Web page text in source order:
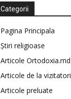
Categorii
Pagina Principala
Știri religioase
Articole Ortodoxia.md
Articole de la vizitatori
Articole preluate